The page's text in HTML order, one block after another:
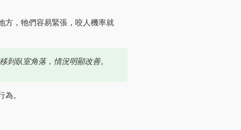
方，牠們容易緊張，咬人機率就
到臥室角落，情況明顯改善。
。